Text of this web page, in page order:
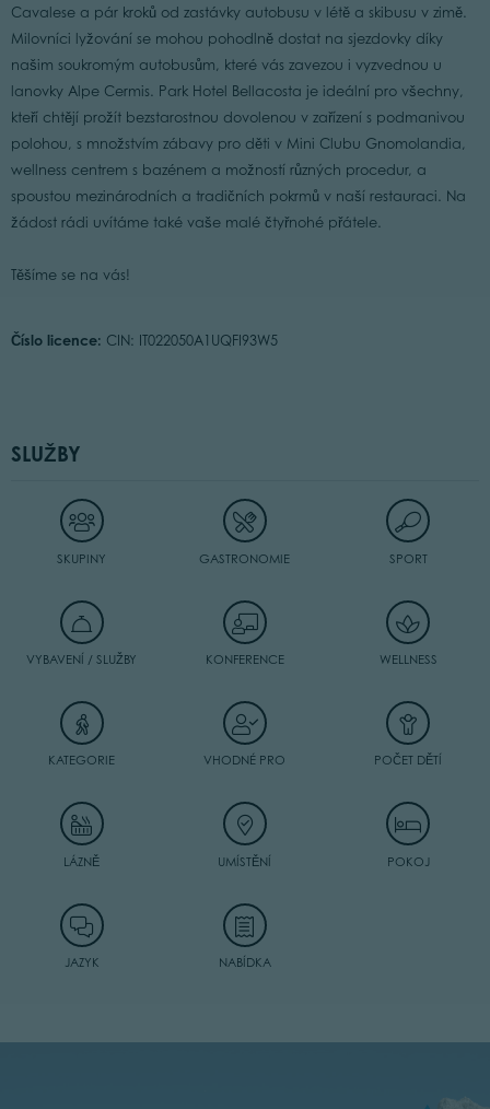
Cavalese a pár kroků od zastávky autobusu v létě a skibusu v zimě.
Milovníci lyžování se mohou pohodlně dostat na sjezdovky díky
našim soukromým autobusům, které vás zavezou i vyzvednou u
lanovky Alpe Cermis. Park Hotel Bellacosta je ideální pro všechny,
kteří chtějí prožít bezstarostnou dovolenou v zařízení s podmanivou
polohou, s množstvím zábavy pro děti v Mini Clubu Gnomolandia,
wellness centrem s bazénem a možností různých procedur, a
spoustou mezinárodních a tradičních pokrmů v naší restauraci. Na
žádost rádi uvítáme také vaše malé čtyřnohé přátele.
Těšíme se na vás!
Číslo licence: CIN: IT022050A1UQFI93W5
SLUŽBY
SKUPINY GASTRONOMIE SPORT
VYBAVENÍ / SLUŽBY KONFERENCE WELLNESS
KATEGORIE VHODNÉ PRO POČET DĚTÍ
LÁZNĚ UMÍSTĚNÍ POKOJ
JAZYK NABÍDKA